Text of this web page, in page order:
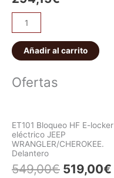
Añadir al carrito
Ofertas
ET101 Bloqueo HF E-locker
eléctrico JEEP
WRANGLER/CHEROKEE.
Delantero
549,00€ 519,00€